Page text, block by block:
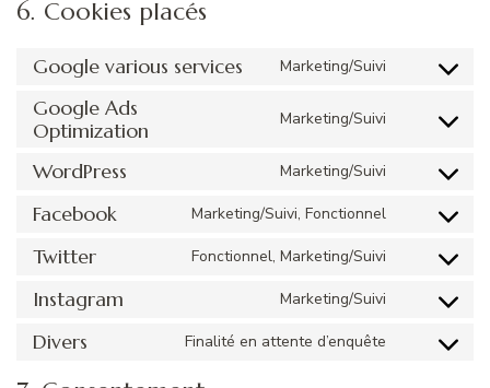
6. Cookies placés
Google various services Marketing/Suivi
Consent
service
various-
Google Ads
Optimization
Marketing/Suivi
Consent
service
optimization
WordPress Marketing/Suivi
Consent
wordpress
Facebook Marketing/Suivi, Fonctionnel
Consent
facebook
Twitter Fonctionnel, Marketing/Suivi
Consent
twitter
Instagram Marketing/Suivi
Consent
Divers Finalité en attente d’enquête
Consent